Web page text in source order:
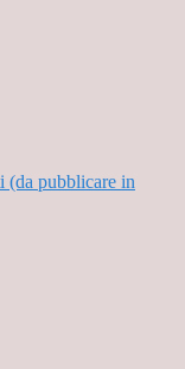
pubblicare in